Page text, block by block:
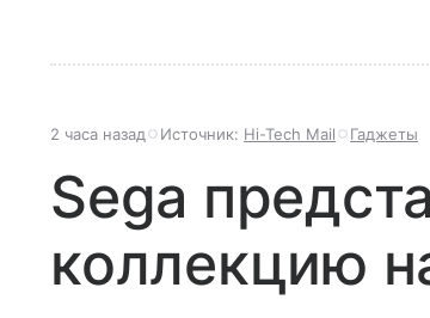
2 часа назад Источник: Hi-Tech Mail Гаджеты
Sega
коллекцию